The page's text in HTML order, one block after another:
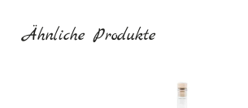
Ähnliche Produkte